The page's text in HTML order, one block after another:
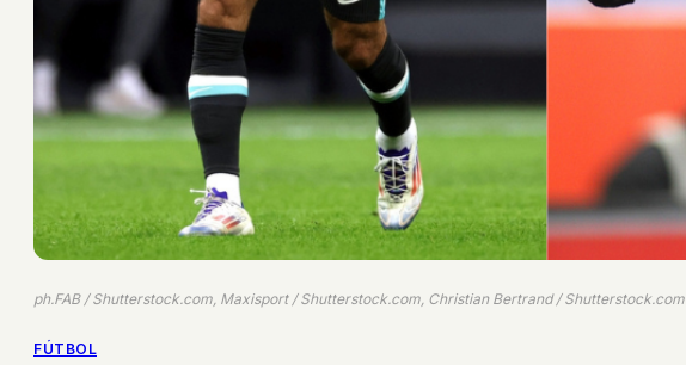
ph.FAB / Shutterstock.com, Maxisport / Shutterstock.com, Christian Bertrand / Shutterstock.com
FÚTBOL